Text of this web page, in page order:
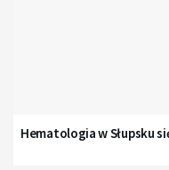
Hematologia w Słupsku